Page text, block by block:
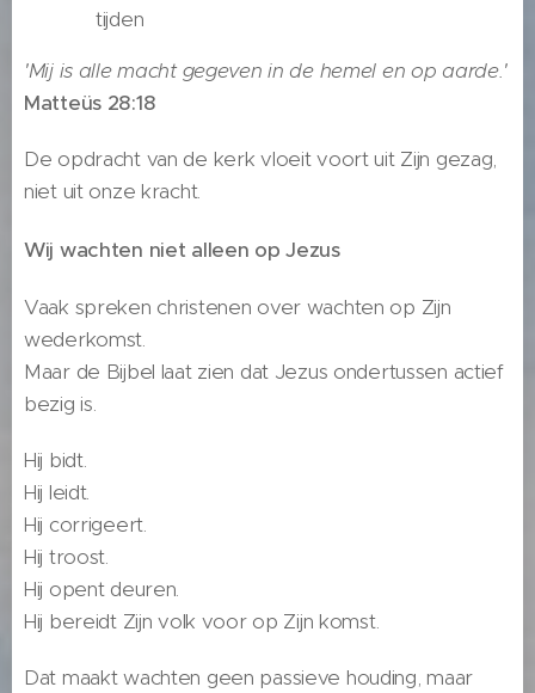
tijden
'Mij is alle macht gegeven in de hemel en op aarde.'
Matteüs 28:18
De opdracht van de kerk vloeit voort uit Zijn gezag,
niet uit onze kracht.
Wij wachten niet alleen op Jezus
Vaak spreken christenen over wachten op Zijn
wederkomst.
Maar de Bijbel laat zien dat Jezus ondertussen actief
bezig is.
Hij bidt.
Hij leidt.
Hij corrigeert.
Hij troost.
Hij opent deuren.
Hij bereidt Zijn volk voor op Zijn komst.
Dat maakt wachten geen passieve houding, maar